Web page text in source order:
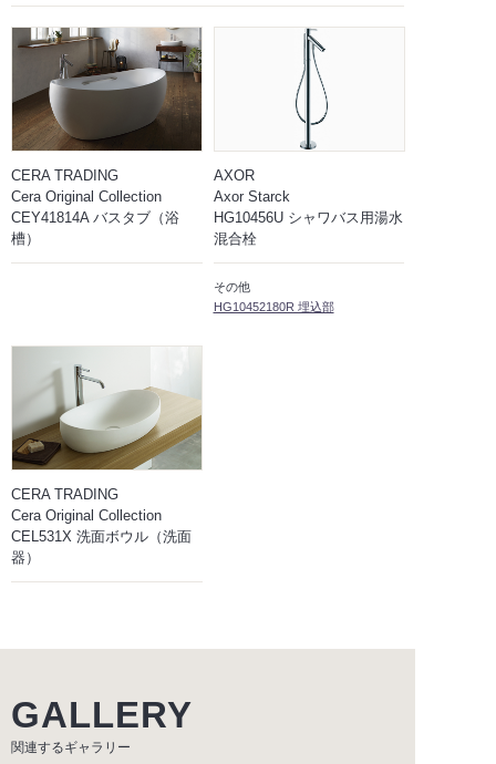
CERA TRADING
Cera Original Collection
CEY41814A バスタブ（浴
槽）
AXOR
Axor Starck
HG10456U シャワバス用湯水
混合栓
その他
HG10452180R 埋込部
CERA TRADING
Cera Original Collection
CEL531X 洗面ボウル（洗面
器）
GALLERY
関連するギャラリー